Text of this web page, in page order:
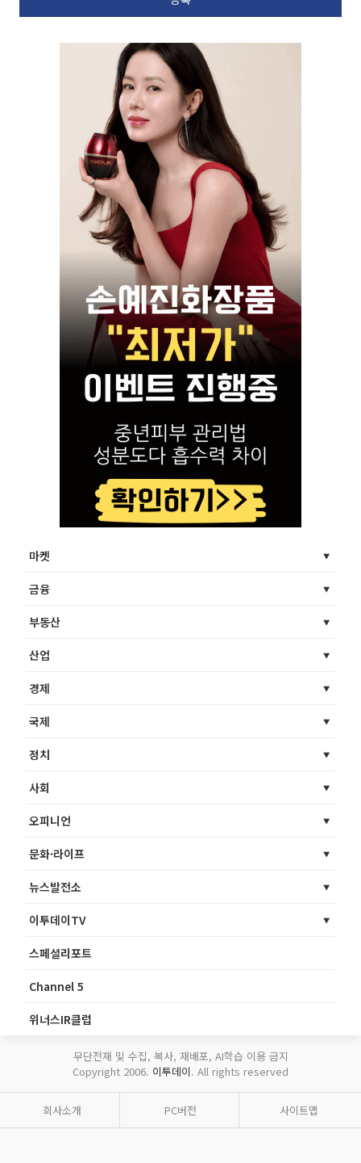
마켓
금융
부동산
산업
경제
국제
정치
사회
오피니언
문화·라이프
뉴스발전소
이투데이TV
스페셜리포트
Channel 5
위너스IR클럽
무단전재 및 수집, 복사, 재배포, AI학습 이용 금지
Copyright 2006. 이투데이. All rights reserved
회사소개 PC버전 사이트맵